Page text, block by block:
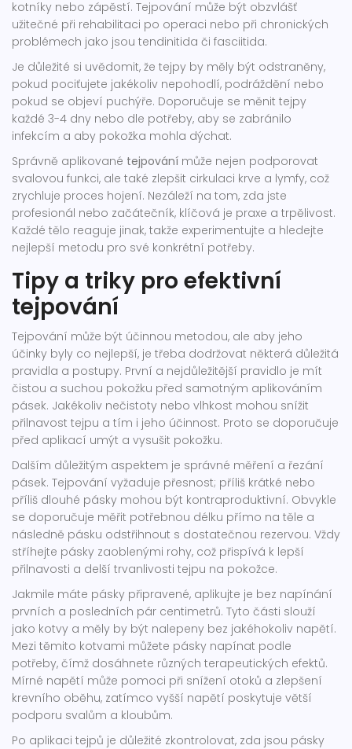
kotníky nebo zápěstí. Tejpování může být obzvlášť
užitečné při rehabilitaci po operaci nebo při chronických
problémech jako jsou tendinitida či fasciitida.
Je důležité si uvědomit, že tejpy by měly být odstraněny,
pokud pociťujete jakékoliv nepohodlí, podráždění nebo
pokud se objeví puchýře. Doporučuje se měnit tejpy
každé 3-4 dny nebo dle potřeby, aby se zabránilo
infekcím a aby pokožka mohla dýchat.
Správně aplikované tejpování může nejen podporovat
svalovou funkci, ale také zlepšit cirkulaci krve a lymfy, což
zrychluje proces hojení. Nezáleží na tom, zda jste
profesionál nebo začátečník, klíčová je praxe a trpělivost.
Každé tělo reaguje jinak, takže experimentujte a hledejte
nejlepší metodu pro své konkrétní potřeby.
Tipy a triky pro efektivní
tejpování
Tejpování může být účinnou metodou, ale aby jeho
účinky byly co nejlepší, je třeba dodržovat některá důležitá
pravidla a postupy. První a nejdůležitější pravidlo je mít
čistou a suchou pokožku před samotným aplikováním
pásek. Jakékoliv nečistoty nebo vlhkost mohou snížit
přilnavost tejpu a tím i jeho účinnost. Proto se doporučuje
před aplikací umýt a vysušit pokožku.
Dalším důležitým aspektem je správné měření a řezání
pásek. Tejpování vyžaduje přesnost; příliš krátké nebo
příliš dlouhé pásky mohou být kontraproduktivní. Obvykle
se doporučuje měřit potřebnou délku přímo na těle a
následně pásku odstřihnout s dostatečnou rezervou. Vždy
stříhejte pásky zaoblenými rohy, což přispívá k lepší
přilnavosti a delší trvanlivosti tejpu na pokožce.
Jakmile máte pásky připravené, aplikujte je bez napínání
prvních a posledních pár centimetrů. Tyto části slouží
jako kotvy a měly by být nalepeny bez jakéhokoliv napětí.
Mezi těmito kotvami můžete pásky napínat podle
potřeby, čímž dosáhnete různých terapeutických efektů.
Mírné napětí může pomoci při snížení otoků a zlepšení
krevního oběhu, zatímco vyšší napětí poskytuje větší
podporu svalům a kloubům.
Po aplikaci tejpů je důležité zkontrolovat, zda jsou pásky